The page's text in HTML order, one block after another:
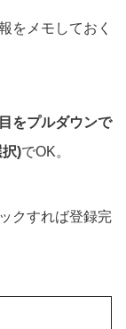
をメモしておく
をプルダウンで
)でOK。
クすれば登録完